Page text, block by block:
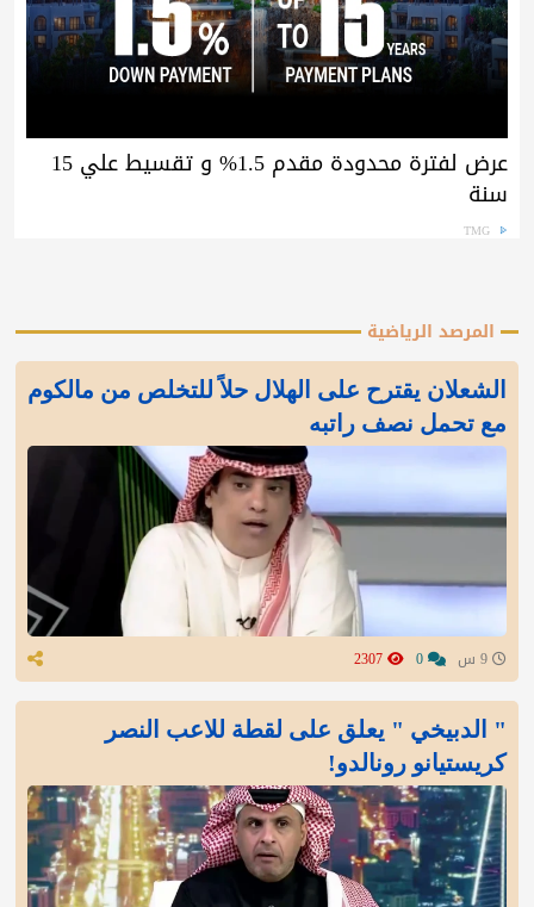
عرض لفترة محدودة مقدم 1.5% و تقسيط علي 15
سنة
TMG
المرصد الرياضية
الشعلان يقترح على الهلال حلاً للتخلص من مالكوم
مع تحمل نصف راتبه
" الدبيخي " يعلق على لقطة للاعب النصر
كريستيانو رونالدو!